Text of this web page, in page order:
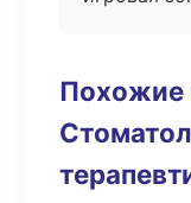
Похожие